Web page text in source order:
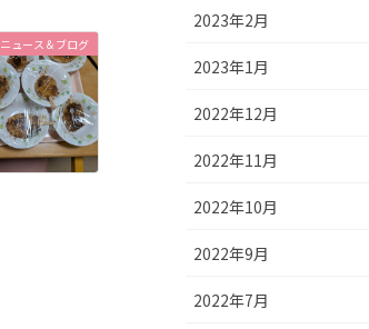
ニュース＆ブログ
2023年2月
2023年1月
2022年12月
2022年11月
2022年10月
2022年9月
2022年7月